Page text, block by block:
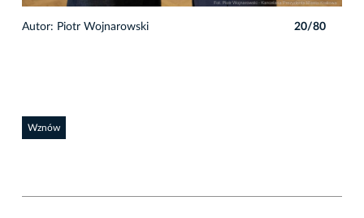
Autor: Piotr Wojnarowski 20/80
Wznów